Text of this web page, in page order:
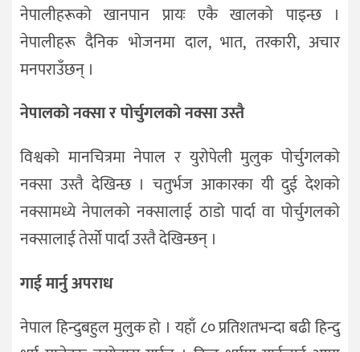
नेपालीहरूको खानपान प्रायः एकै खालको पाइन्छ ।
नेपालीहरू दैनिक भोजनमा दाल, भात, तरकारी, अचार
मनपराउँछन् ।
नेपालको नक्सा र पोर्चुगलको नक्सा उस्तै
विश्वको मानचित्रमा नेपाल र युरोपेली मुलुक पोर्चुगलको
नक्सा उस्तै देखिन्छ । चतुर्भज आकारका यी दुई देशको
नक्सामध्ये नेपालको नक्सालाई ठाडो पार्दा वा पोर्चुगलको
नक्सालाई तेर्सो पार्दा उस्तै देखिन्छन् ।
गाई मार्नु अपराध
नेपाल हिन्दुबहुल मुलुक हो । यहाँ ८० प्रतिशतभन्दा बढी हिन्दु